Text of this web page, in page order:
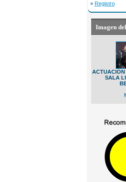
» Registro
Imagen
SALA